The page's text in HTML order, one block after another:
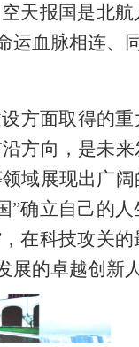
天报国是北
运血脉相连、
方面取得的
方向，是未
域展现出广
”确立自己的
在科技攻关
的卓越创新人